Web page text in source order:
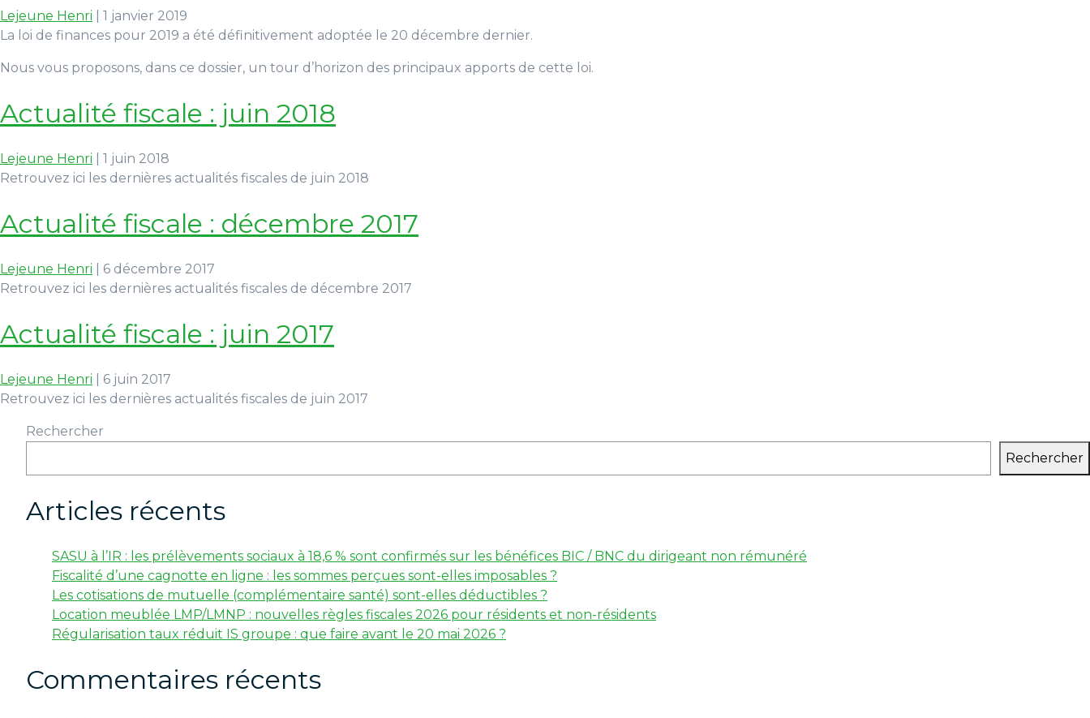
Lejeune Henri
1 janvier 2019
La loi de finances pour 2019 a été définitivement adoptée le 20 décembre dernier.
Nous vous proposons, dans ce dossier, un tour d’horizon des principaux apports de cette loi.
Actualité fiscale : juin 2018
Lejeune Henri
1 juin 2018
Retrouvez ici les dernières actualités fiscales de juin 2018
Actualité fiscale : décembre 2017
Lejeune Henri
6 décembre 2017
Retrouvez ici les dernières actualités fiscales de décembre 2017
Actualité fiscale : juin 2017
Lejeune Henri
6 juin 2017
Retrouvez ici les dernières actualités fiscales de juin 2017
Rechercher
Rechercher
Articles récents
SASU à l’IR : les prélèvements sociaux à 18,6 % sont confirmés sur les bénéfices BIC / BNC du dirigeant non rémunéré
Fiscalité d’une cagnotte en ligne : les sommes perçues sont-elles imposables ?
Les cotisations de mutuelle (complémentaire santé) sont-elles déductibles ?
Location meublée LMP/LMNP : nouvelles règles fiscales 2026 pour résidents et non-résidents
Régularisation taux réduit IS groupe : que faire avant le 20 mai 2026 ?
Commentaires récents